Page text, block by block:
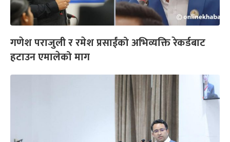
गणेश पराजुली र रमेश प्रसाईंको अभिव्यक्ति रेकर्डबाट
हटाउन एमालेको माग